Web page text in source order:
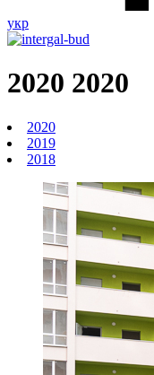
укр
2020 2020
2020
2019
2018